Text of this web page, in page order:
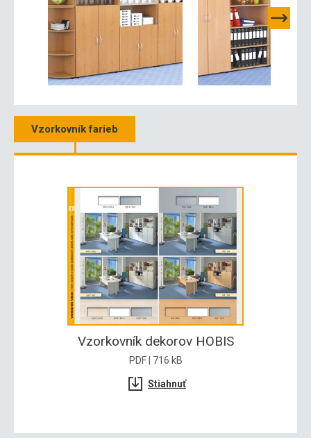
Vzorkovník farieb
Vzorkovník dekorov HOBIS
PDF | 716 kB
Stiahnuť